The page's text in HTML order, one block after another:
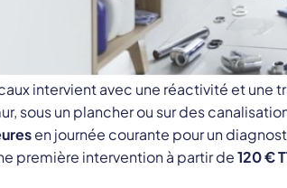
intervient avec une réactivité et une
sous un plancher ou sur des
en journée courante pour un
première intervention à partir de120 €